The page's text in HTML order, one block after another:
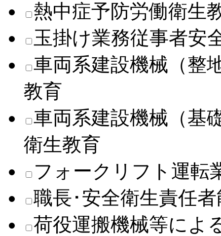
熱中症予防労働衛生
玉掛け業務従事者安
車両系建設機械（整
教育
車両系建設機械（基
衛生教育
フォークリフト運転
職長･安全衛生責任
荷役運搬機械等によ